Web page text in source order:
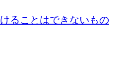
ることはできないもの